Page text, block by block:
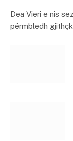
Dea Vieri e nis
përmbledh